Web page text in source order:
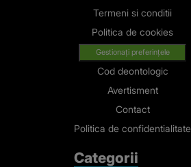
Termeni si conditii
Politica de cookies
Gestionați preferințele
Cod deontologic
Avertisment
Contact
Politica de confidentialitate
Categorii